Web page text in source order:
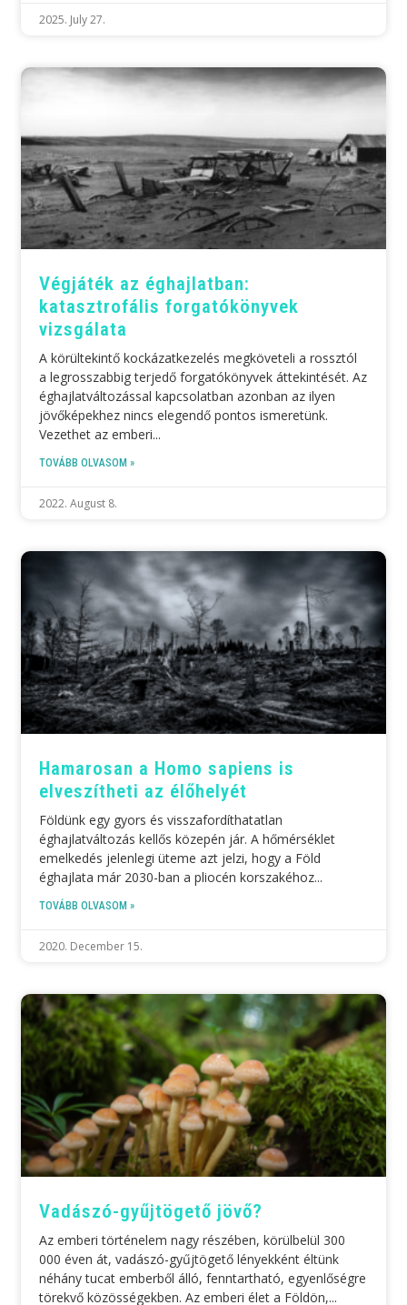
2025. July 27.
Végjáték az éghajlatban:
katasztrofális forgatókönyvek
vizsgálata
A körültekintő kockázatkezelés megköveteli a rossztól
a legrosszabbig terjedő forgatókönyvek áttekintését. Az
éghajlatváltozással kapcsolatban azonban az ilyen
jövőképekhez nincs elegendő pontos ismeretünk.
Vezethet az emberi
TOVÁBB OLVASOM »
2022. August 8.
Hamarosan a Homo sapiens is
elveszítheti az élőhelyét
Földünk egy gyors és visszafordíthatatlan
éghajlatváltozás kellős közepén jár. A hőmérséklet
emelkedés jelenlegi üteme azt jelzi, hogy a Föld
éghajlata már 2030-ban a pliocén korszakéhoz
TOVÁBB OLVASOM »
2020. December 15.
Vadászó-gyűjtögető jövő?
Az emberi történelem nagy részében, körülbelül 300
000 éven át, vadászó-gyűjtögető lényekként éltünk
néhány tucat emberből álló, fenntartható, egyenlőségre
törekvő közösségekben. Az emberi élet a Földön,